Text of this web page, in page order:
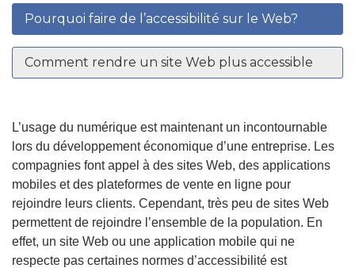
Pourquoi faire de l’accessibilité sur le Web?
Comment rendre un site Web plus accessible
L’usage du numérique est maintenant un incontournable
lors du développement économique d’une entreprise. Les
compagnies font appel à des sites Web, des applications
mobiles et des plateformes de vente en ligne pour
rejoindre leurs clients. Cependant, très peu de sites Web
permettent de rejoindre l’ensemble de la population. En
effet, un site Web ou une application mobile qui ne
respecte pas certaines normes d’accessibilité est